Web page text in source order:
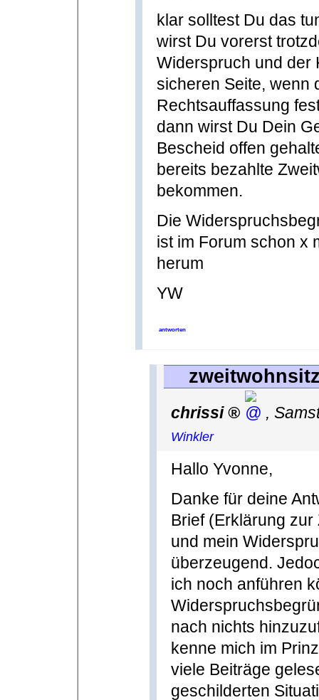
klar solltest Du das
wirst Du vorerst
Widerspruch und der
sicheren Seite, wenn
Rechtsauffassung
dann wirst Du Dein
Bescheid offen
bereits bezahlte
bekommen.
Die
ist im Forum schon x
herum
YW
antworten
chrissi ,
Winkler
Hallo Yvonne,
Danke für deine
Brief (Erklärung
und mein
überzeugend.
ich noch anführen
nach nichts
kenne mich im
viele Beiträge
geschilderten